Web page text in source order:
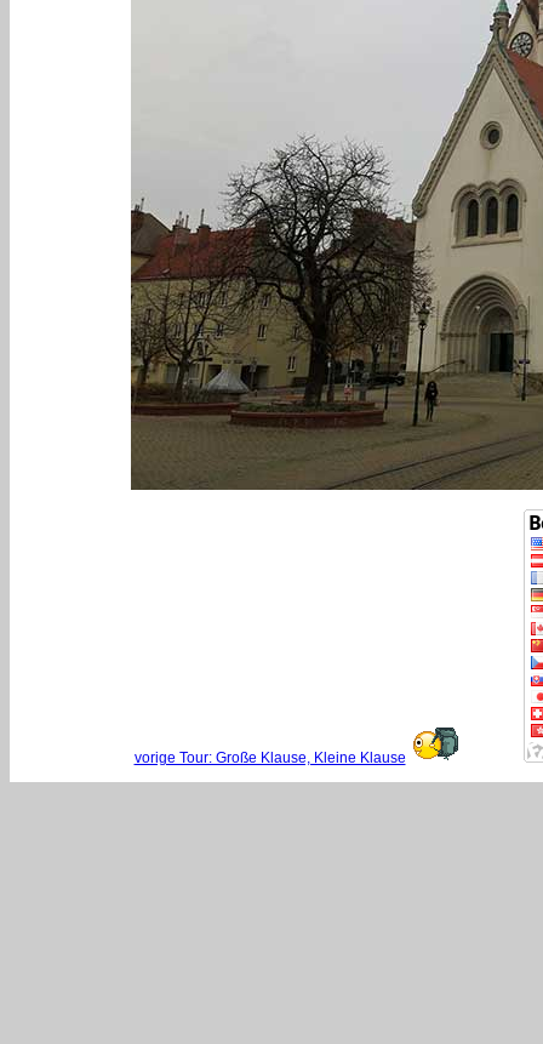
vorige Tour: Große Klause, Kleine Klause